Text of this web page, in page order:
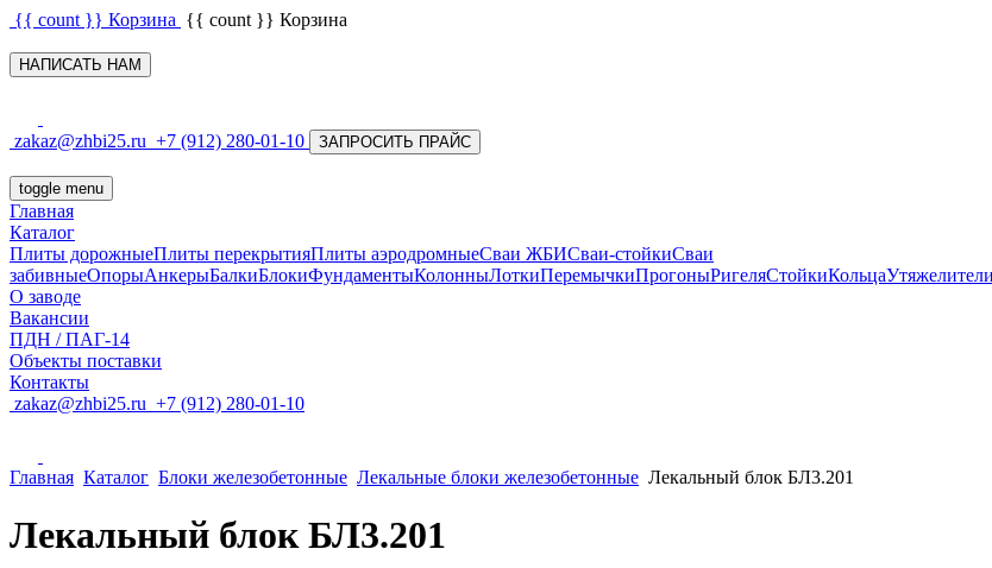
{{ count }} Корзина {{ count }} Корзина
НАПИСАТЬ НАМ
zakaz@zhbi25.ru +7 (912) 280-01-10 ЗАПРОСИТЬ ПРАЙС
toggle menu
Главная
Каталог
Плиты дорожныеПлиты перекрытияПлиты аэродромныеСваи ЖБИСваи-стойкиСваи
забивныеОпорыАнкерыБалкиБлокиФундаментыКолонныЛоткиПеремычкиПрогоныРигеляСтойкиКольцаУтяжелители
О заводе
Вакансии
ПДН / ПАГ-14
Объекты поставки
Контакты
zakaz@zhbi25.ru +7 (912) 280-01-10
Главная Каталог Блоки железобетонные Лекальные блоки железобетонные Лекальный блок БЛ3.201
Лекальный блок БЛ3.201